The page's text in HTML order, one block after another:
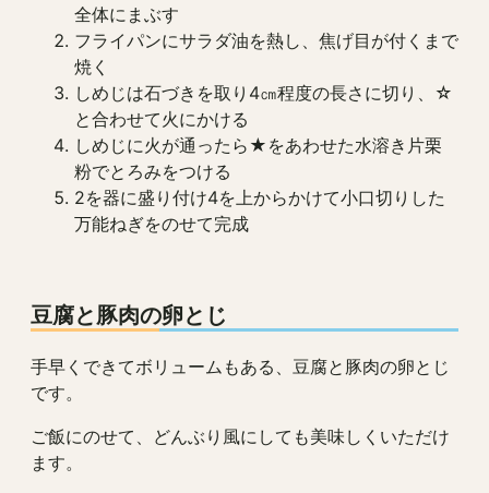
全体にまぶす
フライパンにサラダ油を熱し、焦げ目が付くまで
焼く
しめじは石づきを取り4㎝程度の長さに切り、☆
と合わせて火にかける
しめじに火が通ったら★をあわせた水溶き片栗
粉でとろみをつける
2を器に盛り付け4を上からかけて小口切りした
万能ねぎをのせて完成
豆腐と豚肉の卵とじ
手早くできてボリュームもある、豆腐と豚肉の卵とじ
です。
ご飯にのせて、どんぶり風にしても美味しくいただけ
ます。